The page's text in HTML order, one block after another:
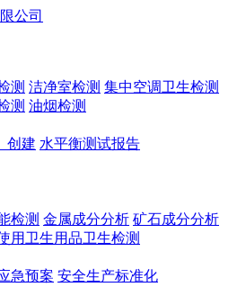
测 洁净室检测 集中空调卫生检测
测 油烟检测
创建 水平衡测试报告
检测 金属成分分析 矿石成分分析
用卫生用品卫生检测
急预案 安全生产标准化